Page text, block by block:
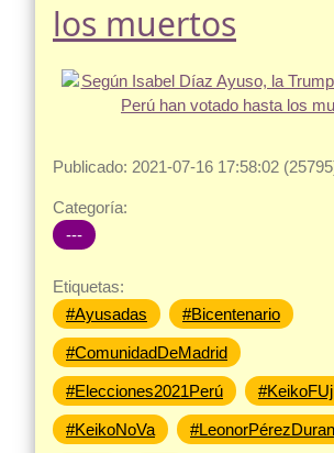
los muertos
Publicado: 2021-07-16 17:58:02
Categoría:
---
Etiquetas:
#Ayusadas
#Bicentenario
#ComunidadDeMadrid
#Elecciones2021Perú
#KeikoNoVa